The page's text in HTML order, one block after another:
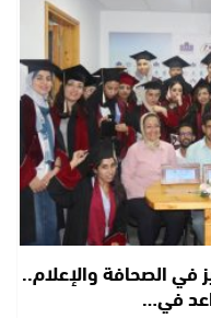
في الصحافة والإعلام..
في…